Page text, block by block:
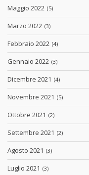
Maggio 2022 (5)
Marzo 2022 (3)
Febbraio 2022 (4)
Gennaio 2022 (3)
Dicembre 2021 (4)
Novembre 2021 (5)
Ottobre 2021 (2)
Settembre 2021 (2)
Agosto 2021 (3)
Luglio 2021 (3)